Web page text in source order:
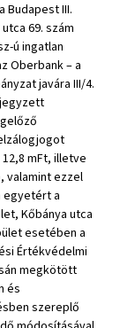
Budapest III.
69. szám
ú ingatlan
Oberbank – a
javára III/4.
mFt, illetve
valamint ezzel
a
Kőbánya utca
esetében a
Értékvédelmi
megkötött
és
szereplő